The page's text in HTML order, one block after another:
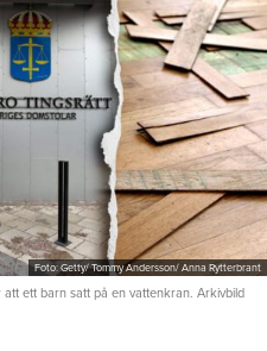
Foto: Getty/ Tommy Andersson/ Anna Rytterbrant
ett barn satt på en vattenkran. Arkivbild